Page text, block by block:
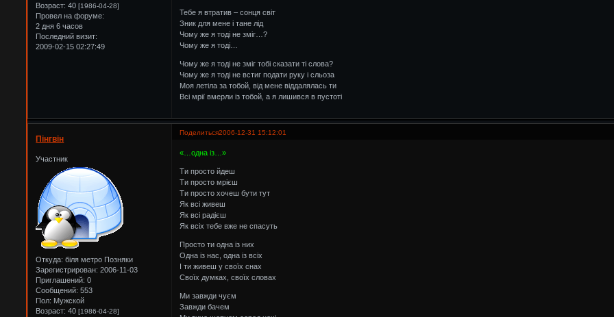
Возраст: 40[1986-04-28]
Провел на форуме:
2 дня 6 часов
Последний визит:
2009-02-15 02:27:49
Тебе я втратив – сонця світ
Зник для мене і тане лід
Чому же я тоді не зміг…?
Чому же я тоді…
Чому же я тоді не зміг тобі сказати ті слова?
Чому же я тоді не встиг подати руку і сльоза
Моя летіла за тобой, від мене віддалялась ти
Всі мрії вмерли із тобой, а я лишився в пустоті
Поделиться2006-12-31 15:12:01
Пінгвін
Участник
Откуда: біля метро Позняки
Зарегистрирован: 2006-11-03
Приглашений: 0
Сообщений: 553
Пол: Мужской
Возраст: 40[1986-04-28]
«…одна із…»
Ти просто йдеш
Ти просто мрієш
Ти просто хочеш бути тут
Як всі живеш
Як всі радієш
Як всіх тебе вже не спасуть
Просто ти одна із них
Одна із нас, одна із всіх
І ти живеш у своїх снах
Своїх думках, своїх словах
Ми завжди чуєм
Завжди бачем